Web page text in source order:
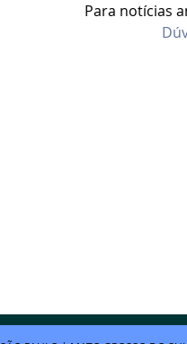
Para notícias